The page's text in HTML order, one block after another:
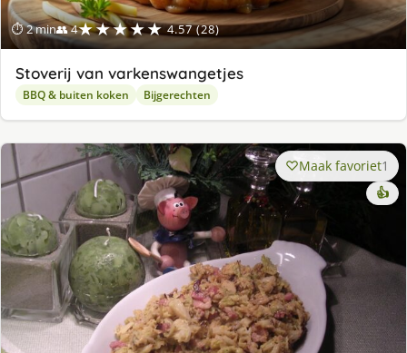
⏱ 2 min👥 4★★★★★ 4.57 (28)
Stoverij van varkenswangetjes
BBQ & buiten koken Bijgerechten
Maak favoriet1
👍